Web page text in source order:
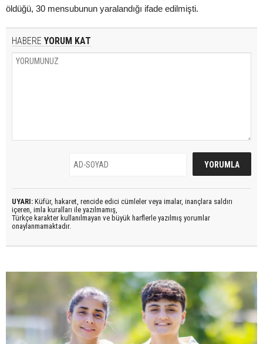
öldüğü, 30 mensubunun yaralandığı ifade edilmişti.
HABERE YORUM KAT
UYARI: Küfür, hakaret, rencide edici cümleler veya imalar, inançlara saldırı
içeren, imla kuralları ile yazılmamış,
Türkçe karakter kullanılmayan ve büyük harflerle yazılmış yorumlar
onaylanmamaktadır.